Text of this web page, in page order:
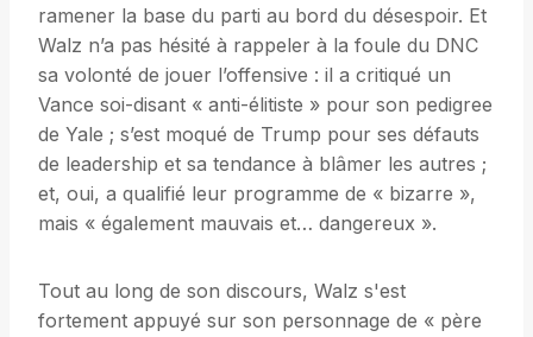
ramener la base du parti au bord du désespoir. Et
Walz n’a pas hésité à rappeler à la foule du DNC
sa volonté de jouer l’offensive : il a critiqué un
Vance soi-disant « anti-élitiste » pour son pedigree
de Yale ; s’est moqué de Trump pour ses défauts
de leadership et sa tendance à blâmer les autres ;
et, oui, a qualifié leur programme de « bizarre »,
mais « également mauvais et… dangereux ».
Tout au long de son discours, Walz s'est
fortement appuyé sur son personnage de « père